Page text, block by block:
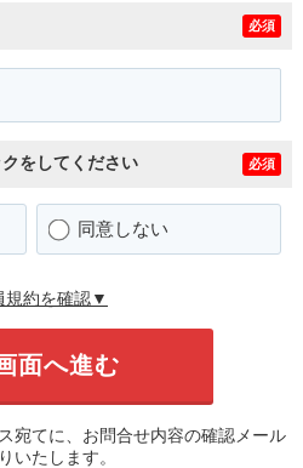
必須
をしてください 必須
同意しない
規約を確認▼
宛てに、お問合せ内容の確認メール
いたします。